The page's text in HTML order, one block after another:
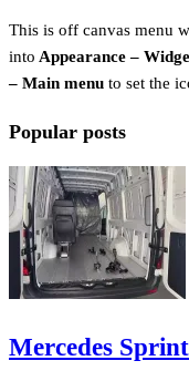
This is off canvas menu
into Appearance –
– Main menu to set the
Popular posts
Mercedes